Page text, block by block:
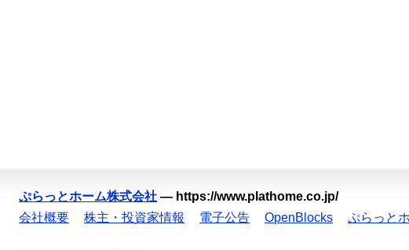
ぷらっとホーム株式会社 — https://www.plathome.co.jp/
会社概要
株主・投資家情報 電子公告 OpenBlocks ぷらっと